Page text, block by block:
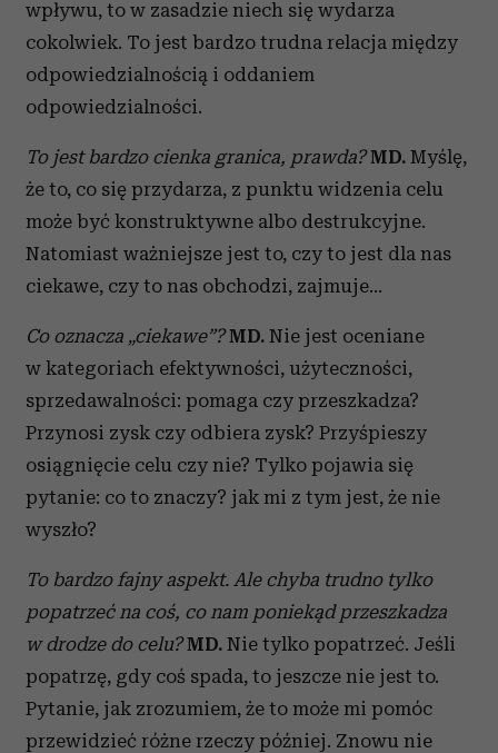
wpływu, to w zasadzie niech się wydarza
cokolwiek. To jest bardzo trudna relacja między
odpowiedzialnością i oddaniem
odpowiedzialności.
To jest bardzo cienka granica, prawda? MD. Myślę,
że to, co się przydarza, z punktu widzenia celu
może być konstruktywne albo destrukcyjne.
Natomiast ważniejsze jest to, czy to jest dla nas
ciekawe, czy to nas obchodzi, zajmuje…
Co oznacza „ciekawe”? MD. Nie jest oceniane
w kategoriach efektywności, użyteczności,
sprzedawalności: pomaga czy przeszkadza?
Przynosi zysk czy odbiera zysk? Przyśpieszy
osiągnięcie celu czy nie? Tylko pojawia się
pytanie: co to znaczy? jak mi z tym jest, że nie
wyszło?
To bardzo fajny aspekt. Ale chyba trudno tylko
popatrzeć na coś, co nam poniekąd przeszkadza
w drodze do celu? MD. Nie tylko popatrzeć. Jeśli
popatrzę, gdy coś spada, to jeszcze nie jest to.
Pytanie, jak zrozumiem, że to może mi pomóc
przewidzieć różne rzeczy później. Znowu nie